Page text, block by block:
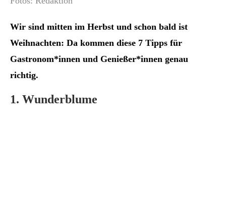
Wir sind mitten im Herbst und schon bald ist
Weihnachten: Da kommen diese 7 Tipps für
Gastronom*innen und Genießer*innen genau
richtig.
1. Wunderblume